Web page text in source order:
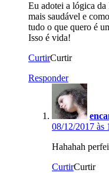
Eu adotei a lógica
mais saudável e
tudo o que quero é
Isso é vida!
CurtirCurtir
Responder
08/12/2017 às
Hahahah
CurtirCurtir